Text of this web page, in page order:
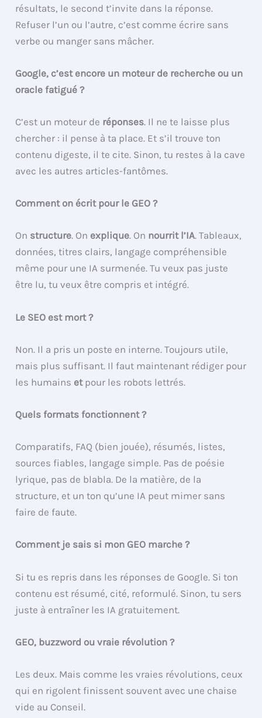
résultats, le second t’invite dans la réponse.
Refuser l’un ou l’autre, c’est comme écrire sans
verbe ou manger sans mâcher.
Google, c’est encore un moteur de recherche ou un
oracle fatigué ?
C’est un moteur de réponses. Il ne te laisse plus
chercher : il pense à ta place. Et s’il trouve ton
contenu digeste, il te cite. Sinon, tu restes à la cave
avec les autres articles-fantômes.
Comment on écrit pour le GEO ?
On structure. On explique. On nourrit l’IA. Tableaux,
données, titres clairs, langage compréhensible
même pour une IA surmenée. Tu veux pas juste
être lu, tu veux être compris et intégré.
Le SEO est mort ?
Non. Il a pris un poste en interne. Toujours utile,
mais plus suffisant. Il faut maintenant rédiger pour
les humains etpour les robots lettrés.
Quels formats fonctionnent ?
Comparatifs, FAQ (bien jouée), résumés, listes,
sources fiables, langage simple. Pas de poésie
lyrique, pas de blabla. De la matière, de la
structure, et un ton qu’une IA peut mimer sans
faire de faute.
Comment je sais si mon GEO marche ?
Si tu es repris dans les réponses de Google. Si ton
contenu est résumé, cité, reformulé. Sinon, tu sers
juste à entraîner les IA gratuitement.
GEO, buzzword ou vraie révolution ?
Les deux. Mais comme les vraies révolutions, ceux
qui en rigolent finissent souvent avec une chaise
vide au Conseil.